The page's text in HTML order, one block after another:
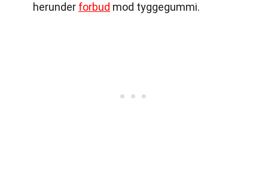
herunder forbud mod tyggegummi.